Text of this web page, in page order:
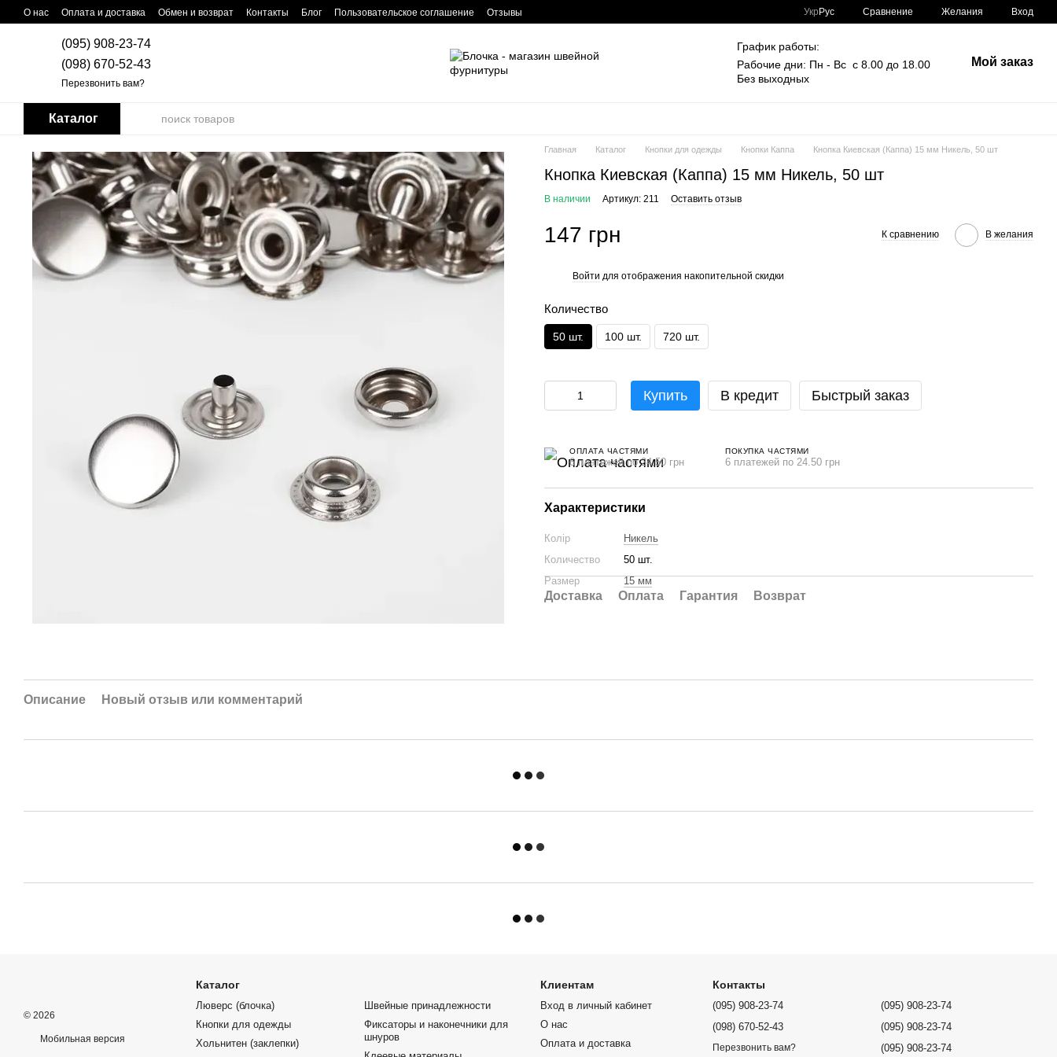
Перейти к основному контенту
О нас Оплата и доставка Обмен и возврат Контакты Блог Пользовательское соглашение Отзывы Укр Рус Сравнение Желания Вход
(095) 908-23-74
(098) 670-52-43
Перезвонить вам?
График работы:
Рабочие дни: Пн - Вс с 8.00 до 18.00
Без выходных
Мой заказ
Каталог
Главная Каталог Кнопки для одежды Кнопки Каппа Кнопка Киевская (Каппа) 15 мм Никель, 50 шт
Кнопка Киевская (Каппа) 15 мм Никель, 50 шт
В наличии Артикул: 211 Оставить отзыв
147 грн К сравнению В желания
Войти для отображения накопительной скидки
Количество
50 шт. 100 шт. 720 шт.
Купить В кредит Быстрый заказ
ОПЛАТА ЧАСТЯМИ
6 платежей по 24.50 грн
ПОКУПКА ЧАСТЯМИ
6 платежей по 24.50 грн
Характеристики
Колір
Никель
Количество
50 шт.
Размер
15 мм
Доставка Оплата Гарантия Возврат
Описание Новый отзыв или комментарий
© 2026
Мобильная версия
Каталог
Люверс (блочка)
Кнопки для одежды
Хольнитен (заклепки)
Швейные принадлежности
Фиксаторы и наконечники для
шнуров
Клиентам
Вход в личный кабинет
О нас
Оплата и доставка
Контакты
(095) 908-23-74
(098) 670-52-43
Перезвонить вам?
(095) 908-23-74
(095) 908-23-74
(095) 908-23-74